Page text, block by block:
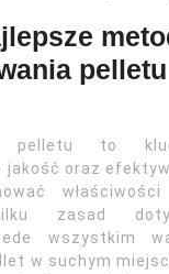
pelletu
pelletu to
jakość oraz
zasad
wszystkim
w suchym